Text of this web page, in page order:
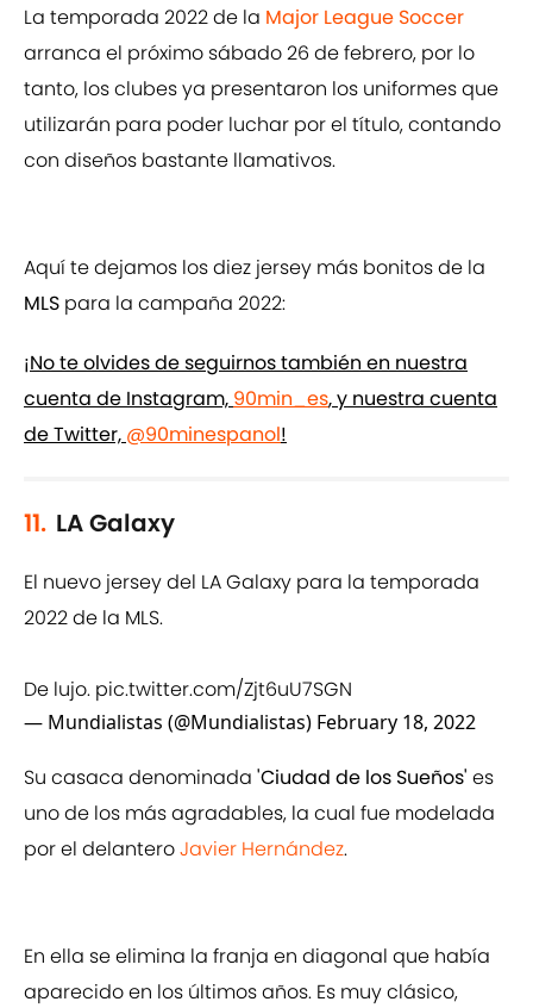
La temporada 2022 de la Major League Soccer
arranca el próximo sábado 26 de febrero, por lo
tanto, los clubes ya presentaron los uniformes que
utilizarán para poder luchar por el título, contando
con diseños bastante llamativos.
Aquí te dejamos los diez jersey más bonitos de la
MLS para la campaña 2022:
¡No te olvides de seguirnos también en nuestra
cuenta de Instagram, 90min_es, y nuestra cuenta
de Twitter, @90minespanol!
11. LA Galaxy
El nuevo jersey del LA Galaxy para la temporada
2022 de la MLS.
De lujo. pic.twitter.com/Zjt6uU7SGN
— Mundialistas (@Mundialistas) February 18, 2022
Su casaca denominada 'Ciudad de los Sueños' es
uno de los más agradables, la cual fue modelada
por el delanteroJavier Hernández.
En ella se elimina la franja en diagonal que había
aparecido en los últimos años. Es muy clásico,